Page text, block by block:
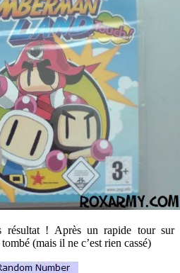
résultat ! Après un rapide tour sur
(mais il ne c’est rien cassé)